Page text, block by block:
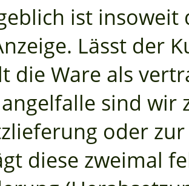
ist
Lässt der
die Ware als
sind wir
oder
diese zweimal